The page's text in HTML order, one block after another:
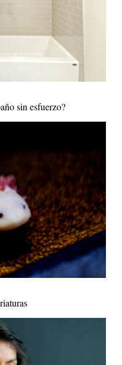
sin esfuerzo?